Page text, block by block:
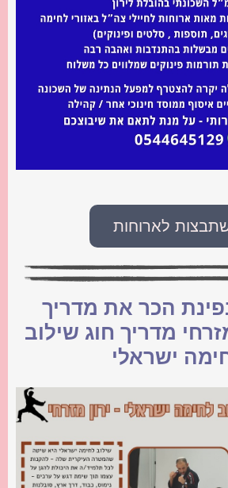
לארוחות
הכר את מדריך
מדריך חוג שילוב
ישראלי